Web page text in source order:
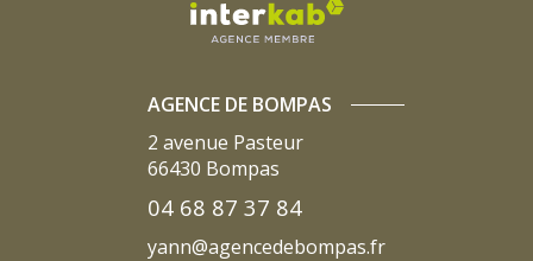
AGENCE DE BOMPAS
2 avenue Pasteur
66430 Bompas
04 68 87 37 84
yann@agencedebompas.fr